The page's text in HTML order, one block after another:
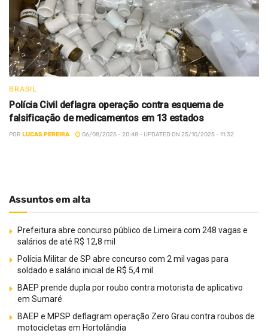
BRASIL
Polícia Civil deflagra operação contra esquema de
falsificação de medicamentos em 13 estados
POR LUCAS PEREIRA 06/08/2025 - 20:48 - UPDATED ON 25/10/2025 - 11:32
Assuntos em alta
Prefeitura abre concurso público de Limeira com 248 vagas e
salários de até R$ 12,8 mil
Polícia Militar de SP abre concurso com 2 mil vagas para
soldado e salário inicial de R$ 5,4 mil
BAEP prende dupla por roubo contra motorista de aplicativo
em Sumaré
BAEP e MPSP deflagram operação Zero Grau contra roubos de
motocicletas em Hortolândia